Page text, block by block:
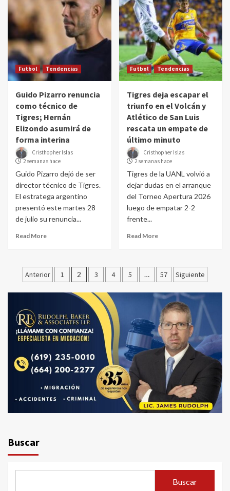
Futbol Tendencias
Guido Pizarro renuncia
como técnico de
Tigres; Hernán
Elizondo asumirá de
forma interina
Cristhopher Islas
2 semanas hace
Guido Pizarro dejó de ser
director técnico de Tigres.
El estratega argentino
presentó este martes 28
de julio su renuncia...
Read More
Futbol Tendencias
Tigres deja escapar el
triunfo en el Volcán y
Atlético de San Luis
rescata un empate de
último minuto
Cristhopher Islas
2 semanas hace
Tigres de la UANL volvió a
dejar dudas en el arranque
del Torneo Apertura 2026
luego de empatar 2-2
frente...
Read More
Paginación
de
entradas
Anterior 1 2 3 4 5 … 57 Siguiente
Buscar
Buscar